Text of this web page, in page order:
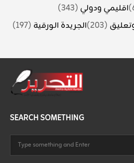
اقليمي ودولي (343)
(203) الجريدة الورقية (197)
SEARCH SOMETHING